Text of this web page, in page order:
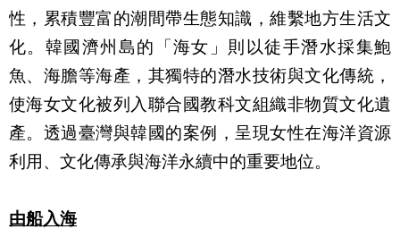
性，累積豐富的潮間帶生態知識，維繫地方生活文
化。韓國濟州島的「海女」則以徒手潛水採集鮑
魚、海膽等海產，其獨特的潛水技術與文化傳統，
使海女文化被列入聯合國教科文組織非物質文化遺
產。透過臺灣與韓國的案例，呈現女性在海洋資源
利用、文化傳承與海洋永續中的重要地位。
由船入海